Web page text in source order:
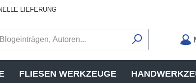
LIEFERUNG
FLIESEN WERKZEUGE